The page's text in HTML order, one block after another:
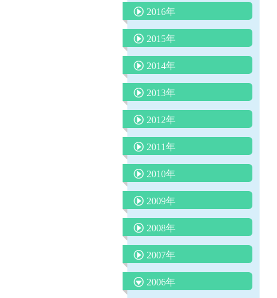
院長コラム アレルギー学会
免疫療法をする）ことは本当
院長コラム「魚をたべて蕁麻
疹が出たら、魚アレルギー
か？』
子宮頸がんワクチンを受けま
しょう！
子どもの微熱とは 院長コラ
ム
院長コラム 本年度の学校・
ついて
院長コラム 令和２年５月号
「赤ちゃんは縦抱っこより、
抱きしめられたい！」
乳児健診を受けられない保護
者の方に伝えたいこと
について
子どもの睡眠
自家栽培のジャガイモの食中
毒に注意！
りんご病は何度もかかる？？
抗インフルエンザ薬 新薬ゾ
フルーザによる「耐性」とは
どういう意味か？
空気嚥下症（くうきえんげし
ょう）
ちょっといいお話し
ール）治療へ
嘔吐下痢症に、吐き気止めや
整腸剤は必要？？
「抗生剤は検査なしで出して
はならない」という声明文
（日本小児科医会）
操」に物申す
手足口病について
今、お子さんが飲んでいる
薬、本当に必要ですか？
新しいインフルエンザ治療薬
「ゾフルーザ」について
子どもの肥満と肥満症
シナジス接種します
溶連菌感染症後の尿検査につ
耳掃除はしてはいけません！
厚労省が「カゼや喉の痛みに
容易に抗生剤は使うな！」
ヒトメタニウモウイルスとは
何者だ？
アレルギー検査では見つから
ないミルクアレルギー
の特徴
子どもを抱きしめるほど頭が
良くなる
「子どもののほめ方、叱り
方」
2016年
赤ちゃんの仙尾部の皮膚のく
ぼみ
L8020乳酸菌による虫歯予防
揺さぶられ症候群
子どもとスマホ
ダンスィ
鉄欠乏性貧血
不思議の国のアリス症候群
突発性発疹症は健康な身近な
「赤ちゃんの涙目、めやに」
について
卒乳と抱擁
2015年
小１プロブレムとは
かぜの薬ー院長のひとりごと
子どもの謎の“あるある”行動
子どもを傷つける言葉、行為
熱中症のメカニズムと症状に
対する救急処置
熱中症のメカニズムと症状に
対する救急処置
赤ちゃんの授乳について
2014年
３歳までの子育てに大切なこ
と
子どものわがままやめさせる
魔法のフレーズ
最新、人気の絵本の紹介（３
NGワード
包茎の赤ちゃんの対処
脱水症を防ぐ経口補水の方法
B型肝炎予防ワクチンを受け
ましょう！
B型肝炎ワクチンを受けまし
2013年
夜尿症に対する最新治療につ
いて
運動会の競争で勝つ方法
コミュニケーションがとれな
い子どもたち
４歳の頃に本をたくさん読む
赤ちゃんを泣き止ませるため
の必殺アラカルト
溶連菌感染症の治療
妊娠と知らずに麻疹風疹混合
2012年
予防接種の同時接種とその効
果について
将来、６種混合ワクチンにな
る日が来る？
2011年
ロタウイルス胃腸炎予防ワク
チン
肺炎球菌、ヒブワクチンの重
要性
夏に流行るエンテロウイルス
母乳育児の素晴らしさ
2010年
喘息の患者さんの治療（予
防）について
低カルシウムをひき起こす食
品
夏に流行る病気について
ロタウイルス胃腸炎にご注意
2009年
インフルエンザの重篤な合併
症
夏に流行るエンテロウイルス
感染症について
平和のいのり
2008年
子どものじんましん
子どもの諸症状の考え方と対
処について
2007年
ノロウイルスの猛威
2006年